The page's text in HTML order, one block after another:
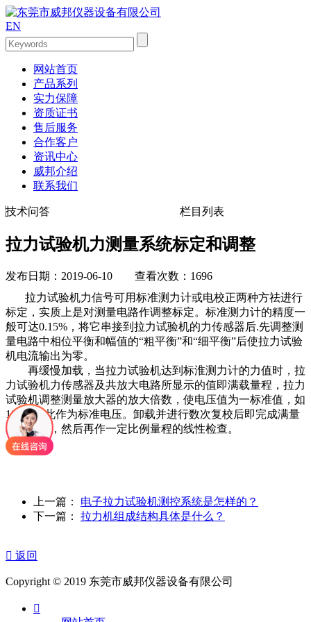
EN
网站首页
产品系列
实力保障
资质证书
售后服务
合作客户
资讯中心
威邦介绍
联系我们
技术问答 栏目列表
拉力试验机力测量系统标定和调整
发布日期：2019-06-10 查看次数：1696
拉力试验机力信号可用标准测力计或电校正两种方祛进行
标定，实质上是对测量电路作调整标定。标准测力计的精度一
般可达0.15%，将它串接到拉力试验机的力传感器后.先调整测
量电路中相位平衡和幅值的“粗平衡”和“细平衡”后使拉力试验
机电流输出为零。
再缓慢加载，当拉力试验机达到标淮测力计的力值时，拉
力试验机力传感器及共放大电路所显示的值即满载量程，拉力
试验机调整测量放大器的放大倍数，使电压值为一标准值，如
10v。将此作为标准电压。卸载并进行数次复校后即完成满量
程的标定，然后再作一定比例量程的线性检查。
上一篇： 电子拉力试验机测控系统是怎样的？
下一篇： 拉力机组成结构具体是什么？
 返回
Copyright © 2019 东莞市威邦仪器设备有限公司
